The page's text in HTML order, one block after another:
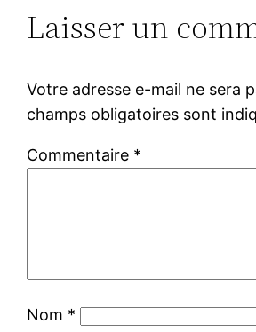
Laisser un
Votre adresse e-mail ne sera
champs obligatoires sont
Commentaire *
Nom *